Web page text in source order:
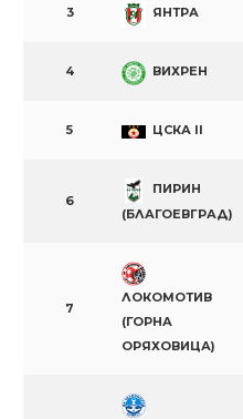
3 ЯНТРА
4 ВИХРЕН
5 ЦСКА II
6
ПИРИН
(БЛАГОЕВГРАД)
7
ЛОКОМОТИВ
(ГОРНА
ОРЯХОВИЦА)